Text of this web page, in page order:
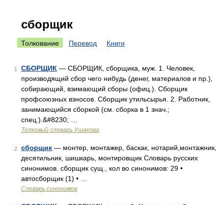
сборщик
Толкование Перевод Книги
1 СБОРЩИК — СБОРЩИК, сборщика, муж. 1. Человек,
производящий сбор чего нибудь (денег, материалов и пр.),
собирающий, взимающий сборы (офиц.). Сборщик
профсоюзных взносов. Сборщик утильсырья. 2. Работник,
занимающийся сборкой (см. сборка в 1 знач.;
спец.).&#8230; …
Толковый словарь Ушакова
2 сборщик — монтер, монтажер, баскак, нотарий,монтажник,
десятильник, шишкарь, монтировщик Словарь русских
синонимов. сборщик сущ., кол во синонимов: 29 •
автосборщик (1) • …
Словарь синонимов